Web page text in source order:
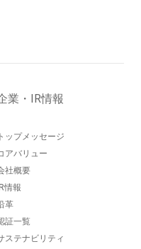
業・IR情報
トップメッセージ
アバリュー
社概要
IR情報
革
証一覧
ステナビリティ